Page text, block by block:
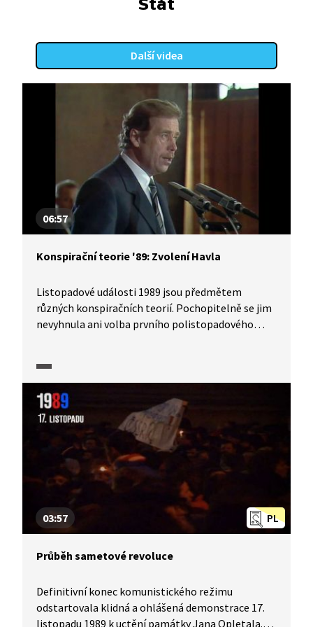
a politický vývoj. Odborníci pak vysvětlí, jak se
v praktické politice.
Stát
Další videa
06:57
Konspirační teorie '89: Zvolení Havla
Listopadové události 1989 jsou předmětem
různých konspiračních teorií. Pochopitelně se jim
nevyhnula ani volba prvního polistopadového
a představitele komunistického režimu Mariána
Čalfy. Je pravda, že po ní byl Havel zvolen
prezidentem jednomyslně všemi poslanci
tehdejšího Federálního shromáždění. A je pravda,
že komunistická strana nebyla nikdy zakázána. Co
se však na schůzce opravdu odehrálo, nikdo neví.
PL
03:57
Průběh sametové revoluce
Definitivní konec komunistického režimu
odstartovala klidná a ohlášená demonstrace 17.
listopadu 1989 k uctění památky Jana Opletala.